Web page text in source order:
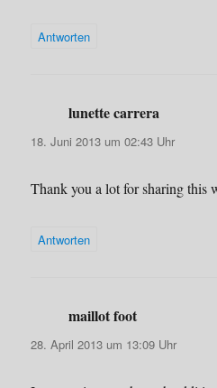
Antworten
lunette carrera
18. Juni 2013 um 02:43 Uhr
Thank you a lot for sharing this
Antworten
maillot foot
28. April 2013 um 13:09 Uhr